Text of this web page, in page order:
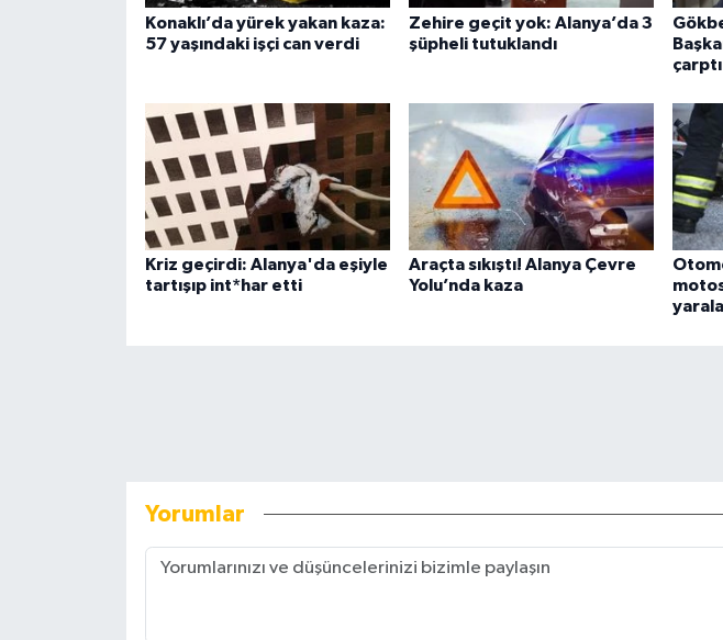
Konaklı’da yürek yakan kaza:
57 yaşındaki işçi can verdi
Zehire geçit yok: Alanya’da 3
şüpheli tutuklandı
çarptı
Kriz geçirdi: Alanya'da eşiyle
tartışıp int*har etti
Araçta sıkıştı! Alanya Çevre
Yolu’nda kaza
Yorumlar